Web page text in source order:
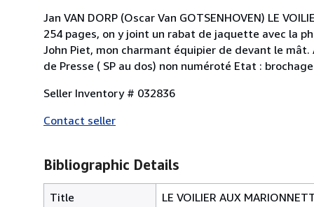
Jan VAN DORP (Oscar Van GOTSENHOVEN) LE
254 pages, on y joint un rabat de jaquette avec la
John Piet, mon charmant équipier de devant le
de Presse ( SP au dos) non numéroté Etat :
Seller Inventory # 032836
Contact seller
Bibliographic Details
Title
LE VOILIER AUX